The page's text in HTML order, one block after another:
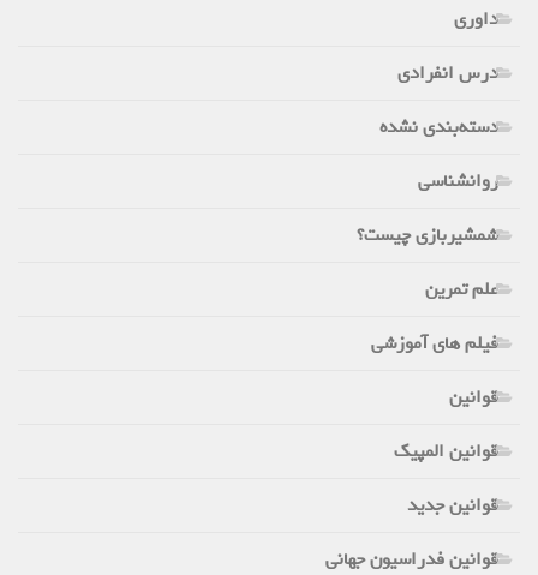
داوری
درس انفرادی
دسته‌بندی نشده
روانشناسی
شمشیربازی چیست؟
علم تمرین
فیلم های آموزشی
قوانین
قوانین المپیک
قوانین جدید
قوانین فدراسیون جهانی